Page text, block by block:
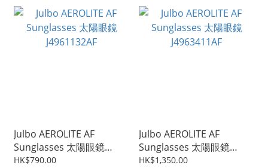
Julbo AEROLITE AF
Sunglasses 太陽眼鏡
J4961132AF
HK$790.00
Julbo AEROLITE AF
Sunglasses 太陽眼鏡
J4963411AF
HK$1,350.00